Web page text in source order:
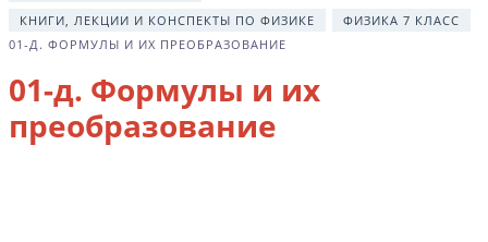
КНИГИ, ЛЕКЦИИ И КОНСПЕКТЫ ПО ФИЗИКЕ
ФИЗИКА 7 КЛАСС
01-Д. ФОРМУЛЫ И ИХ ПРЕОБРАЗОВАНИЕ
01-д. Формулы и их
преобразование